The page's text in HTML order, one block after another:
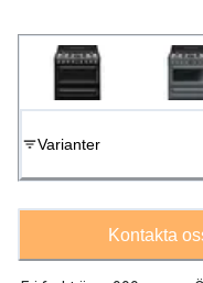
Varianter
Kontakta